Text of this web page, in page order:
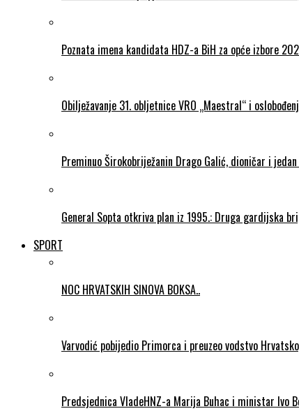
Poznata imena kandidata HDZ-a BiH za opće izbore
Obilježavanje 31. obljetnice VRO „Maestral“ i
Preminuo Širokobriježanin Drago Galić, dioničar i
General Sopta otkriva plan iz 1995.: Druga gardijska
SPORT
NOC HRVATSKIH SINOVA BOKSA..
Varvodić pobijedio Primorca i preuzeo vodstvo
Predsjednica VladeHNZ-a Marija Buhac i ministar Ivo